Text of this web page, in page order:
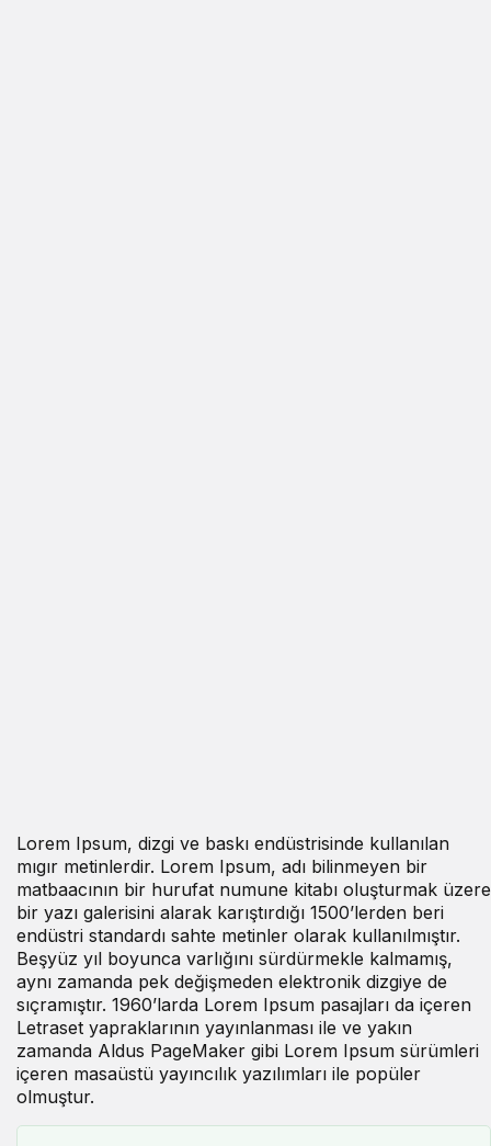
Lorem Ipsum, dizgi ve baskı endüstrisinde kullanılan
mıgır metinlerdir. Lorem Ipsum, adı bilinmeyen bir
matbaacının bir hurufat numune kitabı oluşturmak üzere
bir yazı galerisini alarak karıştırdığı 1500’lerden beri
endüstri standardı sahte metinler olarak kullanılmıştır.
Beşyüz yıl boyunca varlığını sürdürmekle kalmamış,
aynı zamanda pek değişmeden elektronik dizgiye de
sıçramıştır. 1960’larda Lorem Ipsum pasajları da içeren
Letraset yapraklarının yayınlanması ile ve yakın
zamanda Aldus PageMaker gibi Lorem Ipsum sürümleri
içeren masaüstü yayıncılık yazılımları ile popüler
olmuştur.